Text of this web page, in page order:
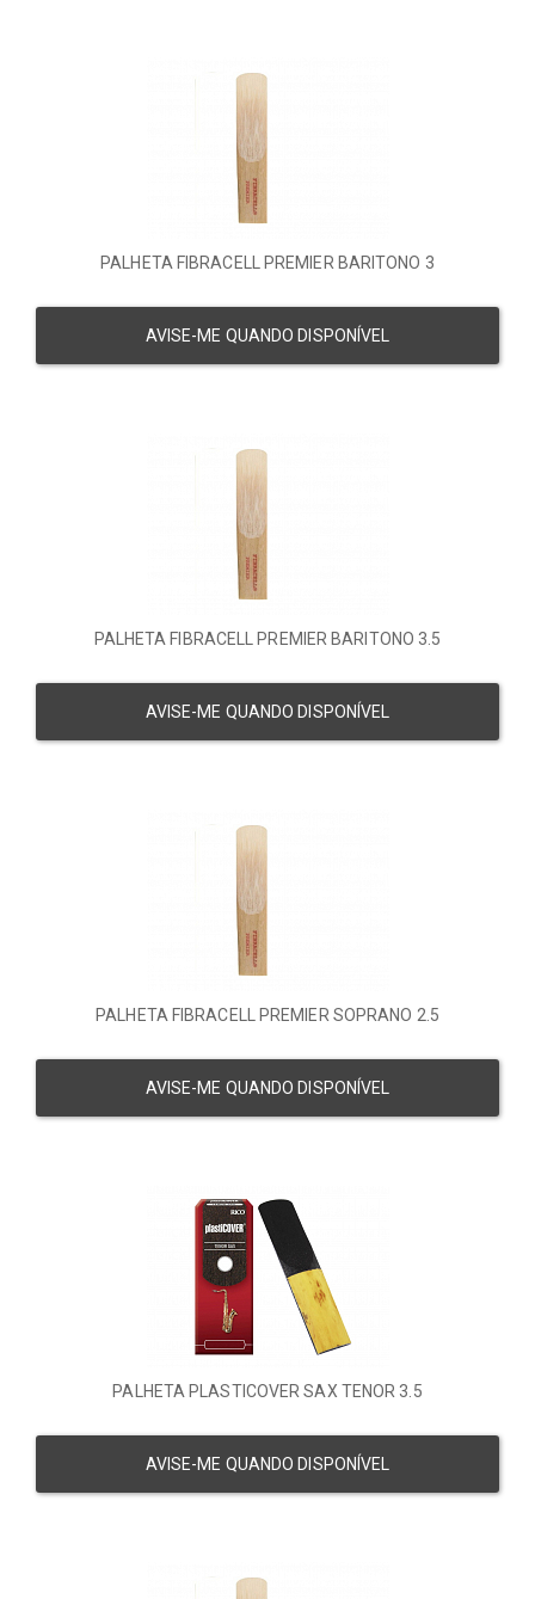
PALHETA FIBRACELL PREMIER BARITONO 3
AVISE-ME QUANDO DISPONÍVEL
PALHETA FIBRACELL PREMIER BARITONO 3.5
AVISE-ME QUANDO DISPONÍVEL
PALHETA FIBRACELL PREMIER SOPRANO 2.5
AVISE-ME QUANDO DISPONÍVEL
PALHETA PLASTICOVER SAX TENOR 3.5
AVISE-ME QUANDO DISPONÍVEL